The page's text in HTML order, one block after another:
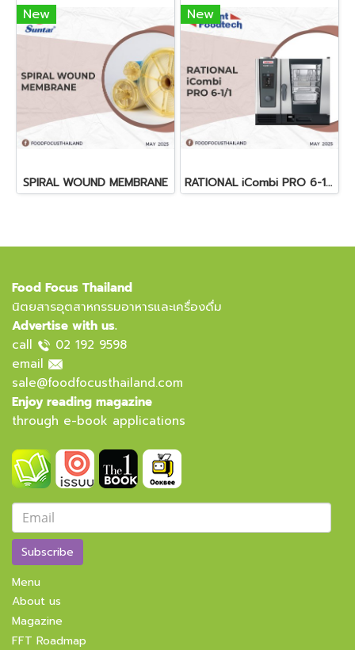
New
SPIRAL WOUND MEMBRANE
New
RATIONAL iCombi PRO 6-1/1
Food Focus Thailand
นิตยสารอุตสาหกรรมอาหารและเครื่องดื่ม
Advertise with us.
call
02 192 9598
email
sale@foodfocusthailand.com
Enjoy reading magazine
through e-book applications
Subscribe
Menu
About us
Magazine
FFT Roadmap